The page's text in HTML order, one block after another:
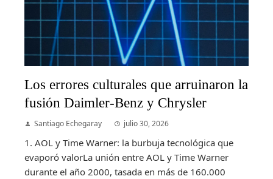
Los errores culturales que arruinaron la
fusión Daimler-Benz y Chrysler
Santiago Echegaray julio 30, 2026
1. AOL y Time Warner: la burbuja tecnológica que
evaporó valorLa unión entre AOL y Time Warner
durante el año 2000, tasada en más de 160.000